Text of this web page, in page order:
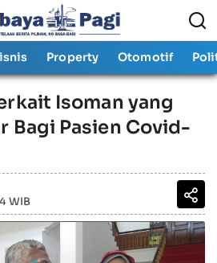
Property Otomotif
Isoman yang
Bagi Pasien Covid-
WIB